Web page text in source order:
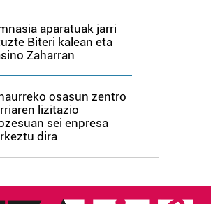
aparatuak jarri
Biteri kalean eta
Zaharran
osasun zentro
lizitazio
sei enpresa
dira